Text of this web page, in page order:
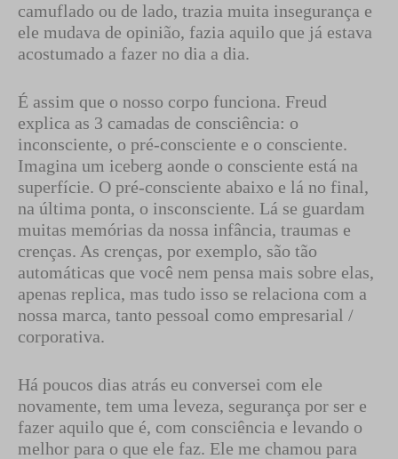
camuflado ou de lado, trazia muita insegurança e
ele mudava de opinião, fazia aquilo que já estava
acostumado a fazer no dia a dia.
É assim que o nosso corpo funciona. Freud
explica as 3 camadas de consciência: o
inconsciente, o pré-consciente e o consciente.
Imagina um iceberg aonde o consciente está na
superfície. O pré-consciente abaixo e lá no final,
na última ponta, o insconsciente. Lá se guardam
muitas memórias da nossa infância, traumas e
crenças. As crenças, por exemplo, são tão
automáticas que você nem pensa mais sobre elas,
apenas replica, mas tudo isso se relaciona com a
nossa marca, tanto pessoal como empresarial /
corporativa.
Há poucos dias atrás eu conversei com ele
novamente, tem uma leveza, segurança por ser e
fazer aquilo que é, com consciência e levando o
melhor para o que ele faz. Ele me chamou para